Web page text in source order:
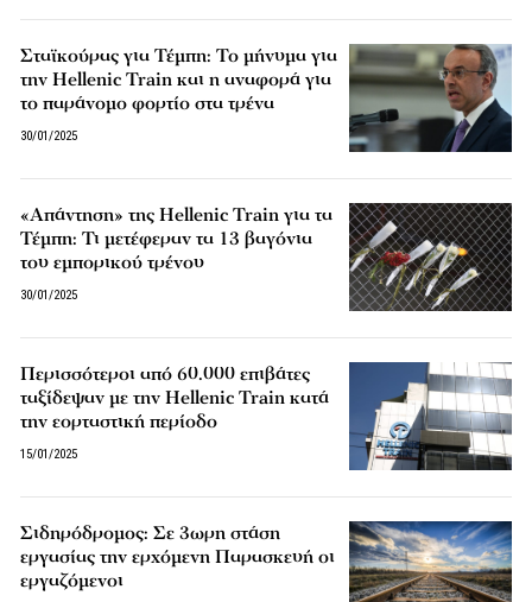
Σταϊκούρας για Τέμπη: Το μήνυμα για
την Hellenic Train και η αναφορά για
το παράνομο φορτίο στα τρένα
30/01/2025
«Απάντηση» της Hellenic Train για τα
Τέμπη: Τι μετέφεραν τα 13 βαγόνια
του εμπορικού τρένου
30/01/2025
Περισσότεροι από 60.000 επιβάτες
ταξίδεψαν με την Hellenic Train κατά
την εορταστική περίοδο
15/01/2025
Σιδηρόδρομος: Σε 3ωρη στάση
εργασίας την ερχόμενη Παρασκευή οι
εργαζόμενοι